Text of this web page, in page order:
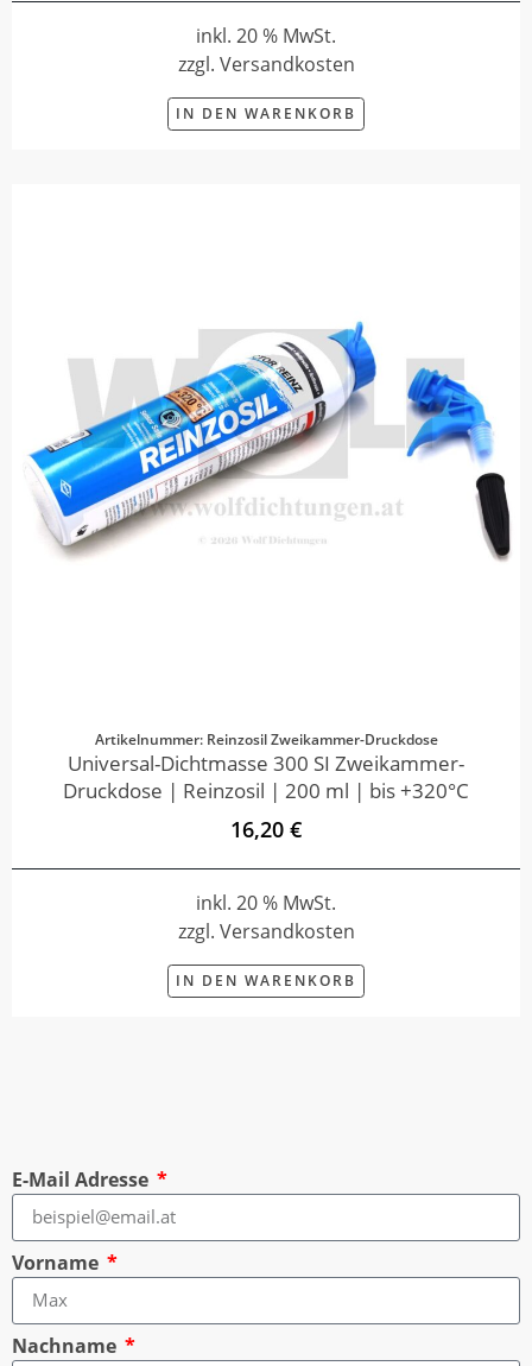
inkl. 20 % MwSt.
zzgl. Versandkosten
IN DEN WARENKORB
Artikelnummer: Reinzosil Zweikammer-Druckdose
Universal-Dichtmasse 300 SI Zweikammer-
Druckdose | Reinzosil | 200 ml | bis +320°C
16,20 €
inkl. 20 % MwSt.
zzgl. Versandkosten
IN DEN WARENKORB
E-Mail Adresse
Vorname
Nachname